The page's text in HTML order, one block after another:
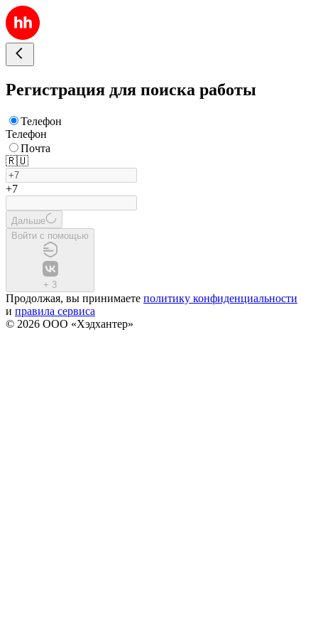
Регистрация для поиска работы
Телефон
Телефон
Почта
🇷🇺
+7
Дальше
Войти с помощью
+ 3
Продолжая, вы принимаете политику конфиденциальности
и правила сервиса
© 2026 ООО «Хэдхантер»